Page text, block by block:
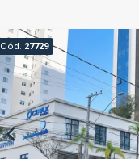
Cód. 27729